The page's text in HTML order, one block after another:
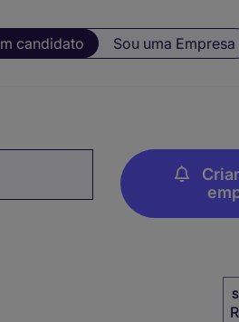
candidato Sou uma Empresa